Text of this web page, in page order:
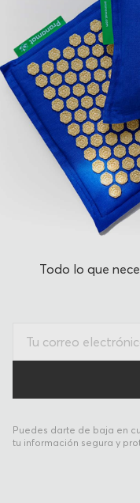
Todo lo que
Puedes darte de baja en
tu información segura y